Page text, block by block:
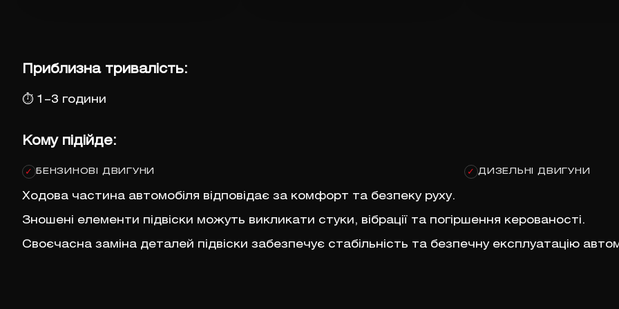
Приблизна тривалість:
⏱ 1–3 години
Кому підійде:
✓ БЕНЗИНОВІ ДВИГУНИ ✓ ДИЗЕЛЬНІ ДВИГУНИ
Ходова частина автомобіля відповідає за комфорт та безпеку руху.
Зношені елементи підвіски можуть викликати стуки, вібрації та погіршення керованості.
Своєчасна заміна деталей підвіски забезпечує стабільність та безпечну експлуатацію